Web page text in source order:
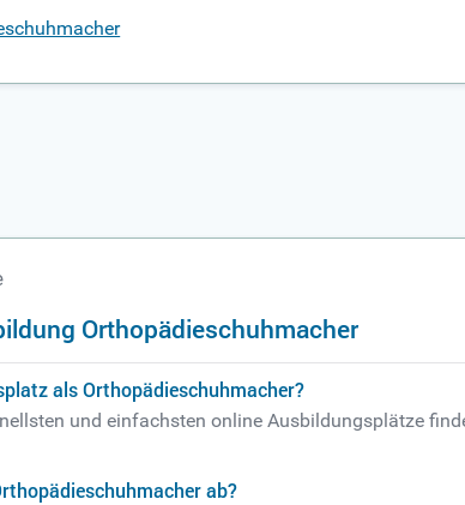
Orthopädieschuhmacher
als Orthopädieschuhmacher?
und einfachsten online Ausbildungsplätze
ab?